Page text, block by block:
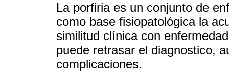
La porfiria es un conjunto de
como base fisiopatológica la
similitud clínica con
puede retrasar el diagnostico,
complicaciones.